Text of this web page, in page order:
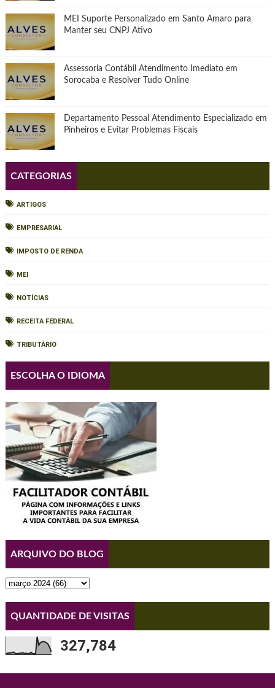
MEI Suporte Personalizado em Santo Amaro para
Manter seu CNPJ Ativo
Assessoria Contábil Atendimento Imediato em
Sorocaba e Resolver Tudo Online
Departamento Pessoal Atendimento Especializado em
Pinheiros e Evitar Problemas Fiscais
CATEGORIAS
ARTIGOS
EMPRESARIAL
IMPOSTO DE RENDA
MEI
NOTÍCIAS
RECEITA FEDERAL
TRIBUTÁRIO
ESCOLHA O IDIOMA
ARQUIVO DO BLOG
QUANTIDADE DE VISITAS
327,784